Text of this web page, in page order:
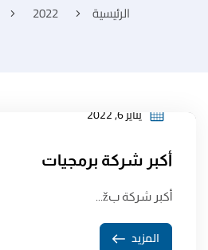
الرئيسية 2022
يناير 6, 2022
أكبر شركة برمجيات
أكبر شركة بž...
المزيد